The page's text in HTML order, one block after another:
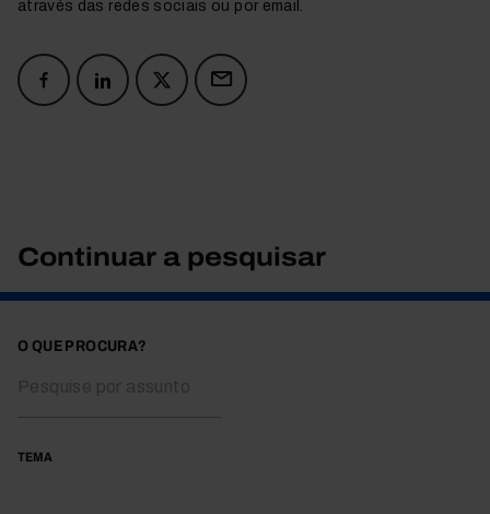
através das redes sociais ou por email.
Continuar a pesquisar
O QUE PROCURA?
TEMA